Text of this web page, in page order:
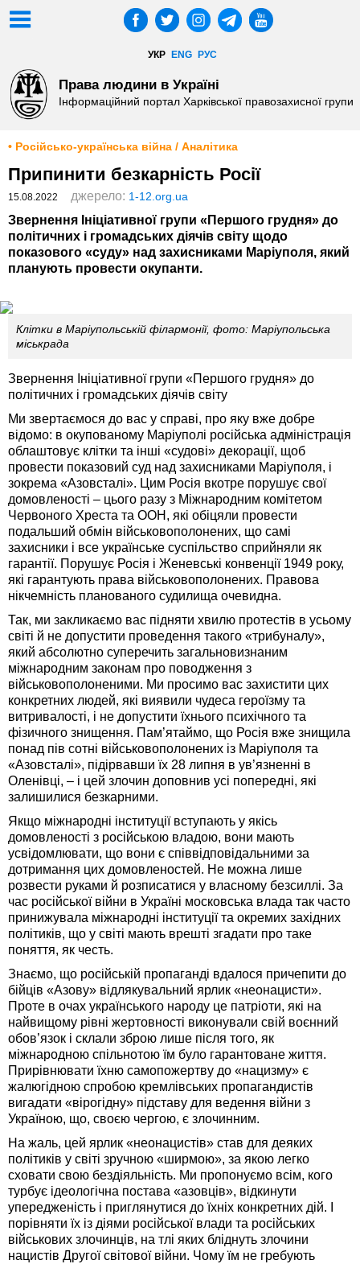
УКР ENG РУС
Права людини в Україні
Інформаційний портал Харківської правозахисної групи
• Російсько-українська війна / Аналітика
Припинити безкарність Росії
15.08.2022 джерело: 1-12.org.ua
Звернення Ініціативної групи «Першого грудня» до
політичних і громадських діячів світу щодо
показового «суду» над захисниками Маріуполя, який
планують провести окупанти.
Клітки в Маріупольській філармонії, фото: Маріупольська
міськрада
Звернення Ініціативної групи «Першого грудня» до
політичних і громадських діячів світу
Ми звертаємося до вас у справі, про яку вже добре
відомо: в окупованому Маріуполі російська адміністрація
облаштовує клітки та інші «судові» декорації, щоб
провести показовий суд над захисниками Маріуполя, і
зокрема «Азовсталі». Цим Росія вкотре порушує свої
домовленості – цього разу з Міжнародним комітетом
Червоного Хреста та ООН, які обіцяли провести
подальший обмін військовополонених, що самі
захисники і все українське суспільство сприйняли як
гарантії. Порушує Росія і Женевські конвенції 1949 року,
які гарантують права військовополонених. Правова
нікчемність планованого судилища очевидна.
Так, ми закликаємо вас підняти хвилю протестів в усьому
світі й не допустити проведення такого «трибуналу»,
який абсолютно суперечить загальновизнаним
міжнародним законам про поводження з
військовополоненими. Ми просимо вас захистити цих
конкретних людей, які виявили чудеса героїзму та
витривалості, і не допустити їхнього психічного та
фізичного знищення. Пам’ятаймо, що Росія вже знищила
понад пів сотні військовополонених із Маріуполя та
«Азовсталі», підірвавши їх 28 липня в ув’язненні в
Оленівці, – і цей злочин доповнив усі попередні, які
залишилися безкарними.
Якщо міжнародні інституції вступають у якісь
домовленості з російською владою, вони мають
усвідомлювати, що вони є співвідповідальними за
дотримання цих домовленостей. Не можна лише
розвести руками й розписатися у власному безсиллі. За
час російської війни в Україні московська влада так часто
принижувала міжнародні інституції та окремих західних
політиків, що у світі мають врешті згадати про таке
поняття, як честь.
Знаємо, що російській пропаганді вдалося причепити до
бійців «Азову» відлякувальний ярлик «неонацисти».
Проте в очах українського народу це патріоти, які на
найвищому рівні жертовності виконували свій воєнний
обов’язок і склали зброю лише після того, як
міжнародною спільнотою їм було гарантоване життя.
Прирівнювати їхню самопожертву до «нацизму» є
жалюгідною спробою кремлівських пропагандистів
вигадати «вірогідну» підставу для ведення війни з
Україною, що, своєю чергою, є злочинним.
На жаль, цей ярлик «неонацистів» став для деяких
політиків у світі зручною «ширмою», за якою легко
сховати свою бездіяльність. Ми пропонуємо всім, кого
турбує ідеологічна постава «азовців», відкинути
упередженість і приглянутися до їхніх конкретних дій. І
порівняти їх із діями російської влади та російських
військових злочинців, на тлі яких бліднуть злочини
нацистів Другої світової війни. Чому їм не гребують